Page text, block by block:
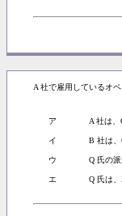
A 社で雇用しているオ
ア A 社は
イ B 社は、
ウ Q 氏の
エ Q 氏は